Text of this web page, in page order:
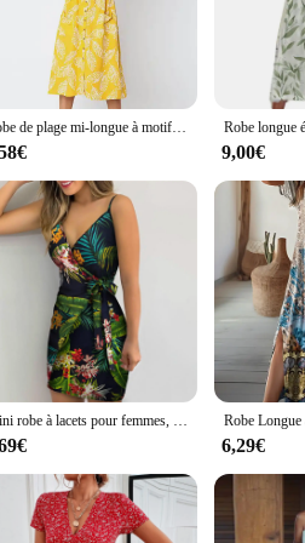
making it an ideal choice for
option for vendors and suppliers
and stylish look. With its vibrant floral
desire for both style and relaxation.
Robe de plage mi-longue à motifs floraux, style bohème, sexy, vintage, décontractée, boutons, dos nu, pois, rayures, été, 2024
9,00€
Mini robe à lacets pour femmes, imprimé de fleurs végétales, au-dessus du genou, nœud, coupe couvertes, robe crayon, dos nu, bretelles spaghetti
6,29€